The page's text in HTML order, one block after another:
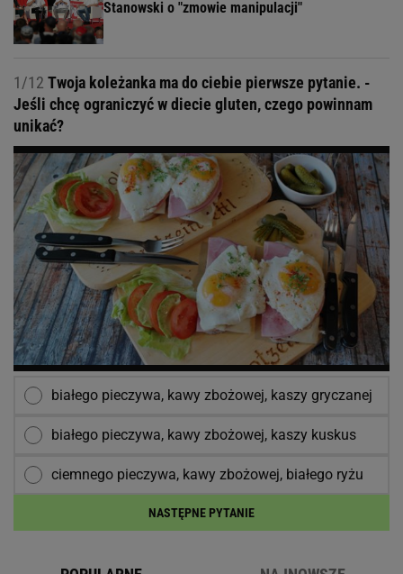
Stanowski o "zmowie manipulacji"
1/12 Twoja koleżanka ma do ciebie pierwsze pytanie. -
Jeśli chcę ograniczyć w diecie gluten, czego powinnam
unikać?
białego pieczywa, kawy zbożowej, kaszy gryczanej
białego pieczywa, kawy zbożowej, kaszy kuskus
ciemnego pieczywa, kawy zbożowej, białego ryżu
NASTĘPNE PYTANIE